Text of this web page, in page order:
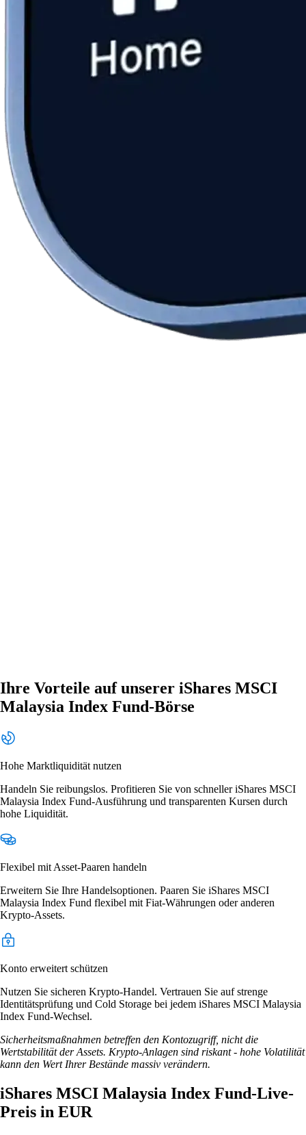
Ihre Vorteile auf unserer iShares MSCI
Malaysia Index Fund-Börse
Hohe Marktliquidität nutzen
Handeln Sie reibungslos. Profitieren Sie von schneller iShares MSCI
Malaysia Index Fund-Ausführung und transparenten Kursen durch
hohe Liquidität.
Flexibel mit Asset-Paaren handeln
Erweitern Sie Ihre Handelsoptionen. Paaren Sie iShares MSCI
Malaysia Index Fund flexibel mit Fiat-Währungen oder anderen
Krypto-Assets.
Konto erweitert schützen
Nutzen Sie sicheren Krypto-Handel. Vertrauen Sie auf strenge
Identitätsprüfung und Cold Storage bei jedem iShares MSCI Malaysia
Index Fund-Wechsel.
Sicherheitsmaßnahmen betreffen den Kontozugriff, nicht die
Wertstabilität der Assets. Krypto-Anlagen sind riskant - hohe Volatilität
kann den Wert Ihrer Bestände massiv verändern.
iShares MSCI Malaysia Index Fund-Live-
Preis in EUR